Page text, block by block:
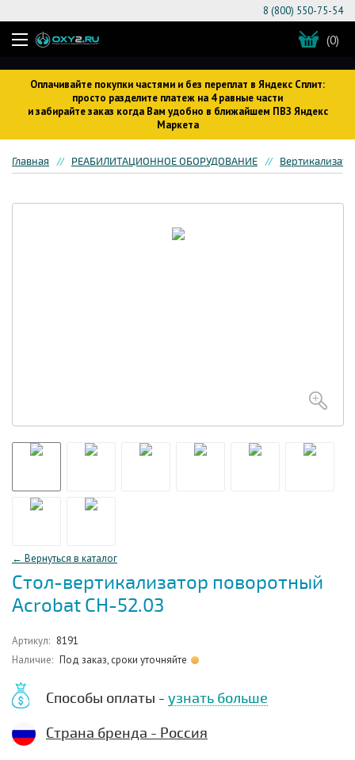
Оплачивайте покупки частями и без переплат в Яндекс Сплит:
просто разделите платеж на 4 равные части
и забирайте заказ когда Вам удобно в ближайшем ПВЗ Яндекс
Маркета
8 (800) 550-75-54
(0)
Главная РЕАБИЛИТАЦИОННОЕ ОБОРУДОВАНИЕ
← Вернуться в каталог
Стол-вертикализатор поворотный
Acrobat СН-52.03
Артикул: 8191
Наличие: Под заказ, сроки уточняйте
Способы оплаты - узнать больше
Страна бренда - Россия